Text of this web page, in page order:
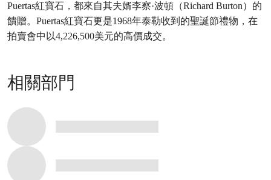
Puertas紅寶石，都來自其夫婿李察·波頓（Richard Burton）的
饋贈。Puertas紅寶石更是1968年泰勒收到的聖誕節禮物，在
拍賣會中以4,226,500美元的高價成交。
相關部門